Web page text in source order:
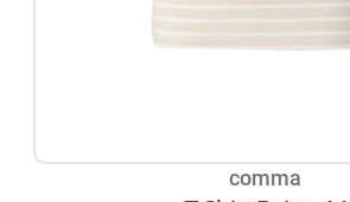
comma